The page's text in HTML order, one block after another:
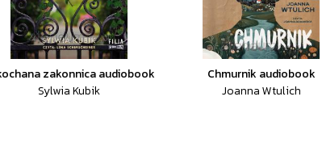
zakonnica audiobook
Sylwia Kubik
Chmurnik audiobook
Joanna Wtulich